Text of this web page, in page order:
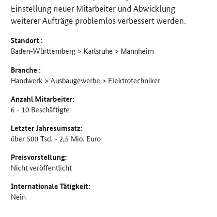
Einstellung neuer Mitarbeiter und Abwicklung
weiterer Aufträge problemlos verbessert werden.
Standort :
Baden-Württemberg > Karlsruhe > Mannheim
Branche :
Handwerk > Ausbaugewerbe > Elektrotechniker
Anzahl Mitarbeiter:
6 - 10 Beschäftigte
Letzter Jahresumsatz:
über 500 Tsd. - 2,5 Mio. Euro
Preisvorstellung:
Nicht veröffentlicht
Internationale Tätigkeit:
Nein